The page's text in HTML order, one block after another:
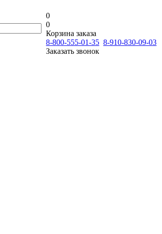
0
0
Корзина заказа
8-800-555-01-35 8-910-830-09-03
Заказать звонок